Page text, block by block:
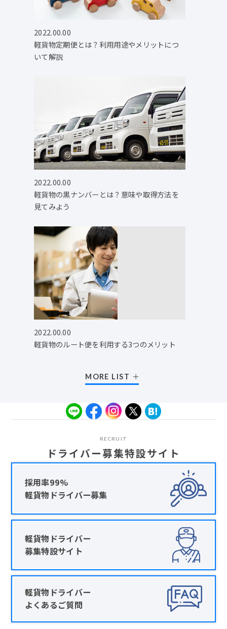
2022.00.00
軽貨物定期便とは？利用用途やメリットにつ
いて解説
2022.00.00
軽貨物の黒ナンバーとは？意味や取得方法を
見てみよう
2022.00.00
軽貨物のルート便を利用する3つのメリット
MORE LIST
RECRUIT
ドライバー募集特設サイト
採用率99%
軽貨物ドライバー募集
軽貨物ドライバー
募集特設サイト
軽貨物ドライバー
よくあるご質問